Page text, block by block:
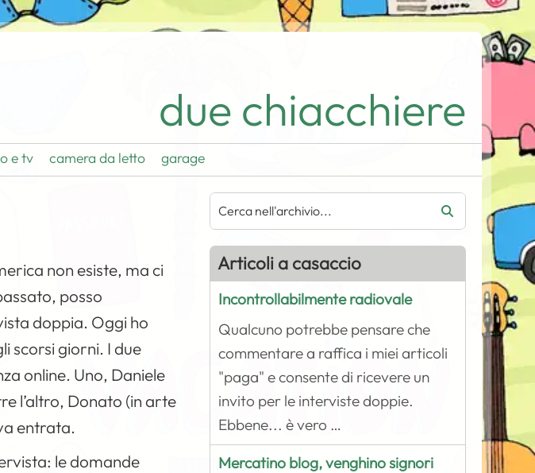
due chiacchiere
e tv camera da letto garage
non esiste, ma ci
posso
doppia. Oggi ho
scorsi giorni. I due
online. Uno, Daniele
l’altro, Donato (in arte
entrata.
le domande
Articoli a casaccio
Incontrollabilmente radiovale
Qualcuno potrebbe pensare che
commentare a raffica i miei articoli
"paga" e consente di ricevere un
invito per le interviste doppie.
Ebbene... è vero …
Mercatino blog, venghino signori